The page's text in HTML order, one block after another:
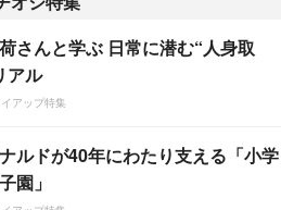
さんと学ぶ 日常に潜む“人身取
アル
アップ特集
ルドが40年にわたり支える「小学
園」